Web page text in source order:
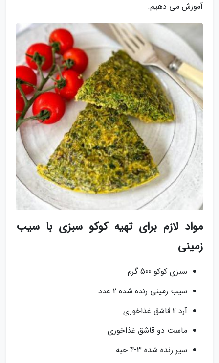
آموزش می دهیم.
مواد لازم برای تهیه کوکو سبزی با سیب
زمینی
سبزی کوکو 500 گرم
سیب زمینی رنده شده 2 عدد
آرد 2 قاشق غذاخوری
ماست دو قاشق غذاخورى
سیر رنده شده 3-4 حبه